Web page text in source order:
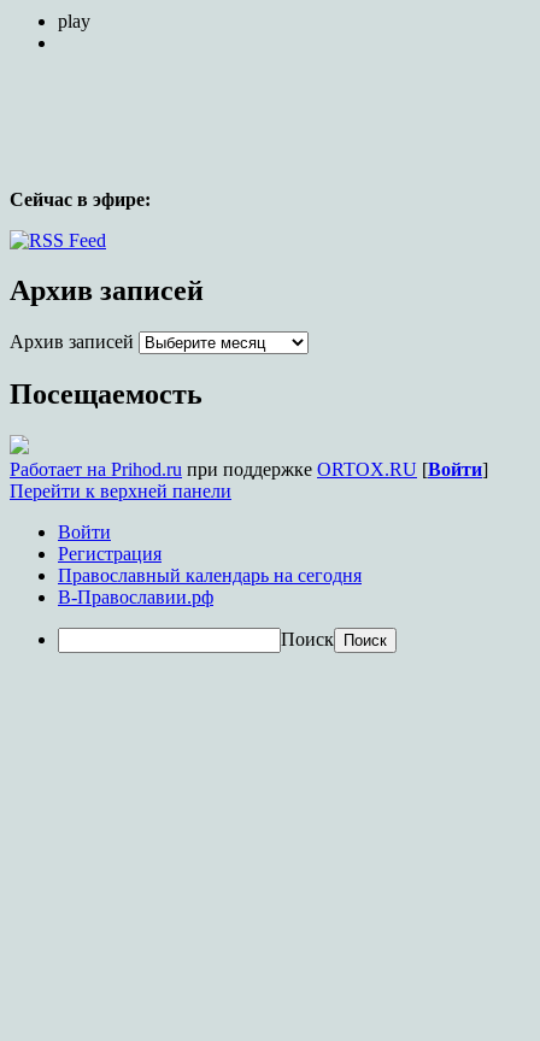
play
Сейчас в эфире:
Официальный сайт прихода храма в
честь иконы Божией Матери,
именуемой Целительница, г.
Краснодара
Архив записей
Архив записей
Посещаемость
Работает на Prihod.ru при поддержке ORTOX.RU [Войти]
Перейти к верхней панели
Войти
Регистрация
Православный календарь на сегодня
В-Православии.рф
Поиск